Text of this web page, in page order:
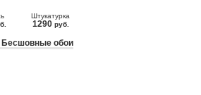
Штукатурка
1290 руб.
Бесшовные обои